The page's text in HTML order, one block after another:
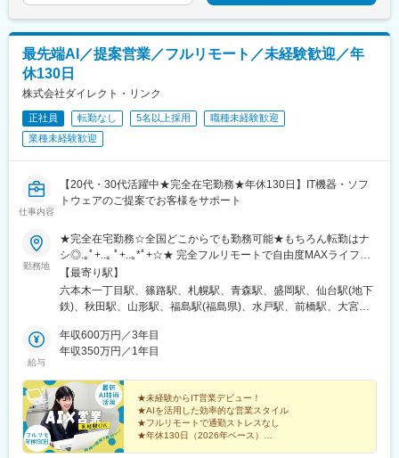
最先端AI／提案営業／フルリモート／未経験歓迎／年
休130日
株式会社ダイレクト・リンク
正社員 転勤なし 5名以上採用
職種未経験歓迎
業種未経験歓迎
仕事内容
【20代・30代活躍中★完全在宅勤務★年休130日】IT機器・ソフ
トウェアのご提案でお客様をサポート
勤務地
★完全在宅勤務☆全国どこからでも勤務可能★もちろん転勤はナ
シ◎.｡ﾟ+..｡ ﾟ+..｡*ﾟ+☆★ 完全フルリモートで自由度MAXライフ
★☆.｡ﾟ+..｡ ﾟ+..｡*ﾟ++:｡ 通勤時間は「ゼロ秒」！ ｡:+毎日の満員電
車とはサヨナラ！今まで片道1時間かけていた時間は、早朝のスポ
ーツジムで汗を流したり退勤後の娯楽時間を楽しんだり大切な人
トにも柔軟に対応できちゃいます。プライベートの充実度、爆上
がり間違いなしです！+:｡ どこに住んでいても、お仕事できる。
き」「U・Iターンしたい」という方も、ライフステージが変わっ
ても、大好きな街で暮らしながらずっとキャリアを続けられま
す。＜本社＞〒106-0032東京都港区六本木1-4-5 アークヒルズ
サウスタワー3F（東京メトロ南北線「六本木一丁目駅」直結）※
転勤なし ※受動喫煙対策：屋内禁煙
【最寄り駅】
六本木一丁目駅、篠路駅、札幌駅、青森駅、盛岡駅、仙台駅(地下
鉄)、秋田駅、山形駅、福島駅(福島県)、水戸駅、前橋駅、大宮駅
駅、北鉄金沢駅、福井城址大名町駅、甲府駅、長野駅、岐阜駅、
静岡駅、国際センター駅、津駅、大津駅、京都駅、西梅田駅、三
駅、新山口駅、徳島駅、高松駅(香川県)、松山市駅、高知駅、博多
駅、佐賀駅、長崎駅(長崎県)、熊本駅、大分駅、宮崎駅、鹿児島中
央駅前駅、県庁前駅(沖縄県)、京急川崎駅、新丸子駅、武蔵小杉
駅、みなとみらい駅、桜木町駅、溝の口駅、藤沢本町駅、海老名
駅(相鉄・小田急)、品川駅、新橋駅、浜松町駅、田町駅(東京都)、
給与
年収600万円／3年目
年収350万円／1年目
★未経験からIT営業デビュー！
★AIを活用した効率的な営業スタイル
★フルリモートで通勤ストレスなし
★年休130日（2026年ベース）